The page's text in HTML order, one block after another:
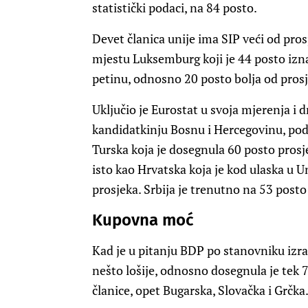
statistički podaci, na 84 posto.
Devet članica unije ima SIP veći od
mjestu Luksemburg koji je 44 posto
petinu, odnosno 20 posto bolja od
Uključio je Eurostat u svoja mjerenja i
kandidatkinju Bosnu i Hercegovinu,
Turska koja je dosegnula 60 posto
isto kao Hrvatska koja je kod ulaska u
prosjeka. Srbija je trenutno na 53
Kupovna moć
Kad je u pitanju BDP po stanovniku
nešto lošije, odnosno dosegnula je tek
članice, opet Bugarska, Slovačka i Grčka.